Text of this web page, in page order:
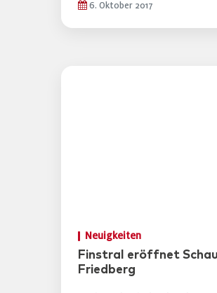
6. Oktober 2017
Neuigkeiten
Finstral eröffnet
Friedberg